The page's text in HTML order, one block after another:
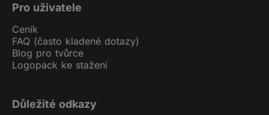
Pro uživatele
Ceník
FAQ (často kladené dotazy)
Blog pro tvůrce
Logopack ke stažení
Důležité odkazy